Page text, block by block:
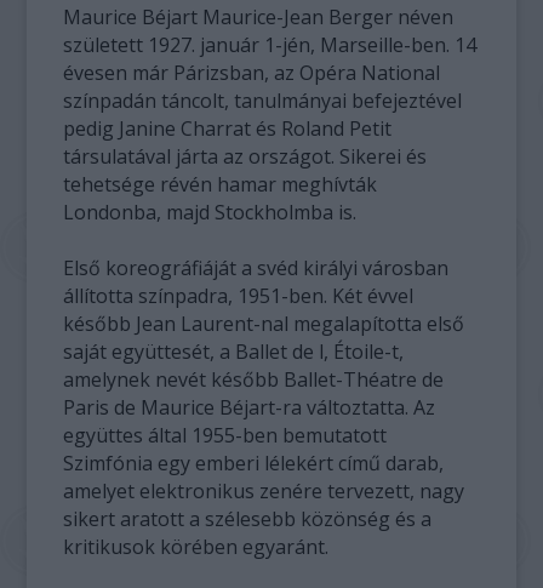
Maurice Béjart Maurice-Jean Berger néven
született 1927. január 1-jén, Marseille-ben. 14
évesen már Párizsban, az Opéra National
színpadán táncolt, tanulmányai befejeztével
pedig Janine Charrat és Roland Petit
társulatával járta az országot. Sikerei és
tehetsége révén hamar meghívták
Londonba, majd Stockholmba is.
Első koreográfiáját a svéd királyi városban
állította színpadra, 1951-ben. Két évvel
később Jean Laurent-nal megalapította első
saját együttesét, a Ballet de l, Étoile-t,
amelynek nevét később Ballet-Théatre de
Paris de Maurice Béjart-ra változtatta. Az
együttes által 1955-ben bemutatott
Szimfónia egy emberi lélekért című darab,
amelyet elektronikus zenére tervezett, nagy
sikert aratott a szélesebb közönség és a
kritikusok körében egyaránt.